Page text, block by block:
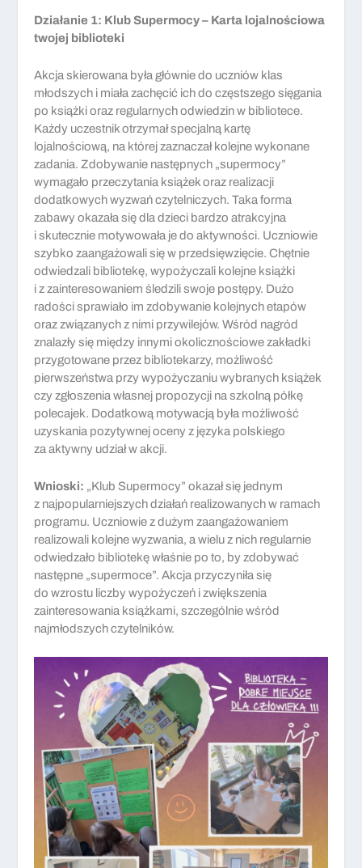
Działanie 1: Klub Supermocy – Karta lojalnościowa
twojej biblioteki
Akcja skierowana była głównie do uczniów klas
młodszych i miała zachęcić ich do częstszego sięgania
po książki oraz regularnych odwiedzin w bibliotece.
Każdy uczestnik otrzymał specjalną kartę
lojalnościową, na której zaznaczał kolejne wykonane
zadania. Zdobywanie następnych „supermocy”
wymagało przeczytania książek oraz realizacji
dodatkowych wyzwań czytelniczych. Taka forma
zabawy okazała się dla dzieci bardzo atrakcyjna
i skutecznie motywowała je do aktywności. Uczniowie
szybko zaangażowali się w przedsięwzięcie. Chętnie
odwiedzali bibliotekę, wypożyczali kolejne książki
i z zainteresowaniem śledzili swoje postępy. Dużo
radości sprawiało im zdobywanie kolejnych etapów
oraz związanych z nimi przywilejów. Wśród nagród
znalazły się między innymi okolicznościowe zakładki
przygotowane przez bibliotekarzy, możliwość
pierwszeństwa przy wypożyczaniu wybranych książek
czy zgłoszenia własnej propozycji na szkolną półkę
polecajek. Dodatkową motywacją była możliwość
uzyskania pozytywnej oceny z języka polskiego
za aktywny udział w akcji.
Wnioski: „Klub Supermocy” okazał się jednym
z najpopularniejszych działań realizowanych w ramach
programu. Uczniowie z dużym zaangażowaniem
realizowali kolejne wyzwania, a wielu z nich regularnie
odwiedzało bibliotekę właśnie po to, by zdobywać
następne „supermoce”. Akcja przyczyniła się
do wzrostu liczby wypożyczeń i zwiększenia
zainteresowania książkami, szczególnie wśród
najmłodszych czytelników.